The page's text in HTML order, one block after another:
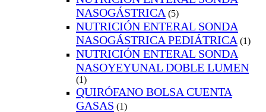
NASOGÁSTRICA (5)
NUTRICIÓN ENTERAL SONDA
NASOGÁSTRICA PEDIÁTRICA (1)
NUTRICIÓN ENTERAL SONDA
NASOYEYUNAL DOBLE LUMEN
(1)
QUIRÓFANO BOLSA CUENTA
GASAS (1)